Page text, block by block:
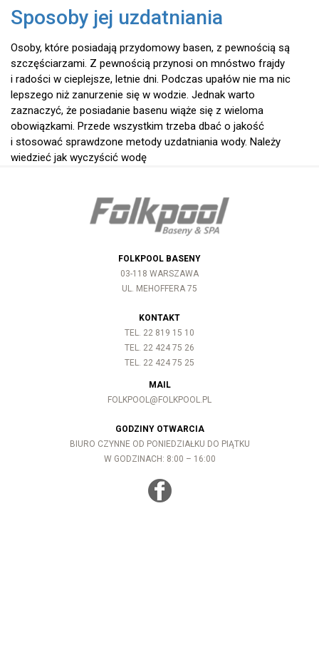
Sposoby jej uzdatniania
Osoby, które posiadają przydomowy basen, z pewnością są
szczęściarzami. Z pewnością przynosi on mnóstwo frajdy
i radości w cieplejsze, letnie dni. Podczas upałów nie ma nic
lepszego niż zanurzenie się w wodzie. Jednak warto
zaznaczyć, że posiadanie basenu wiąże się z wieloma
obowiązkami. Przede wszystkim trzeba dbać o jakość
i stosować sprawdzone metody uzdatniania wody. Należy
wiedzieć jak wyczyścić wodę
FOLKPOOL BASENY
03-118 WARSZAWA
UL. MEHOFFERA 75
KONTAKT
TEL. 22 819 15 10
TEL. 22 424 75 26
TEL. 22 424 75 25
MAIL
FOLKPOOL@FOLKPOOL.PL
GODZINY OTWARCIA
BIURO CZYNNE OD PONIEDZIAŁKU DO PIĄTKU
W GODZINACH: 8:00 – 16:00